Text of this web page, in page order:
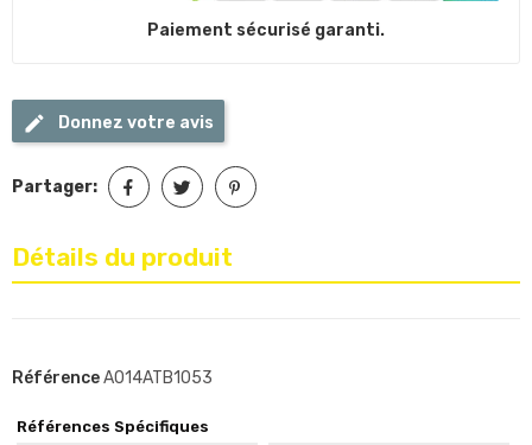
Paiement sécurisé garanti.
Donnez votre avis
Partager:
Détails du produit
RéférenceA014ATB1053
Références Spécifiques